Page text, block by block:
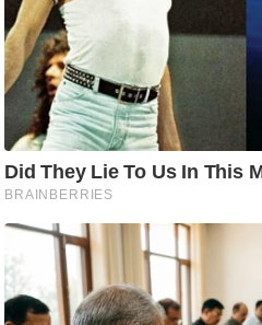
आ
ई
चा
य
प
र
क्षा